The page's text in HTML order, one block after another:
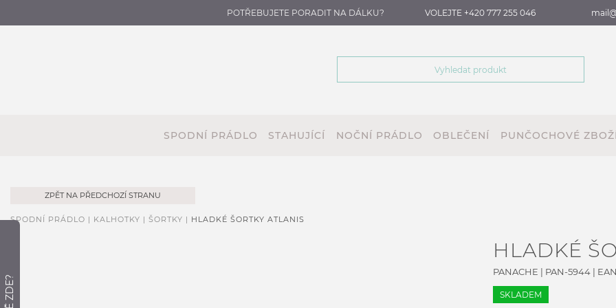
POTŘEBUJETE PORADIT NA DÁLKU? VOLEJTE +420 777 255 046
SPODNÍ PRÁDLO STAHUJÍCÍ NOČNÍ PRÁDLO OBLEČENÍ PUNČOCHOVÉ
ZPĚT NA PŘEDCHOZÍ STRANU
SPODNÍ PRÁDLO | KALHOTKY | ŠORTKY | HLADKÉ ŠORTKY ATLANIS
HLADKÉ
PANACHE | PAN-5944 |
SKLADEM